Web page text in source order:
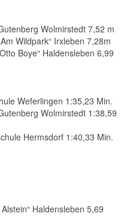
Wolmirstedt 7,52 m
Wildpark“ Irxleben 7,28m
Boye“ Haldensleben 6,99
Weferlingen 1:35,23 Min.
Wolmirstedt 1:38,59
Hermsdorf 1:40,33 Min.
Haldensleben 5,69